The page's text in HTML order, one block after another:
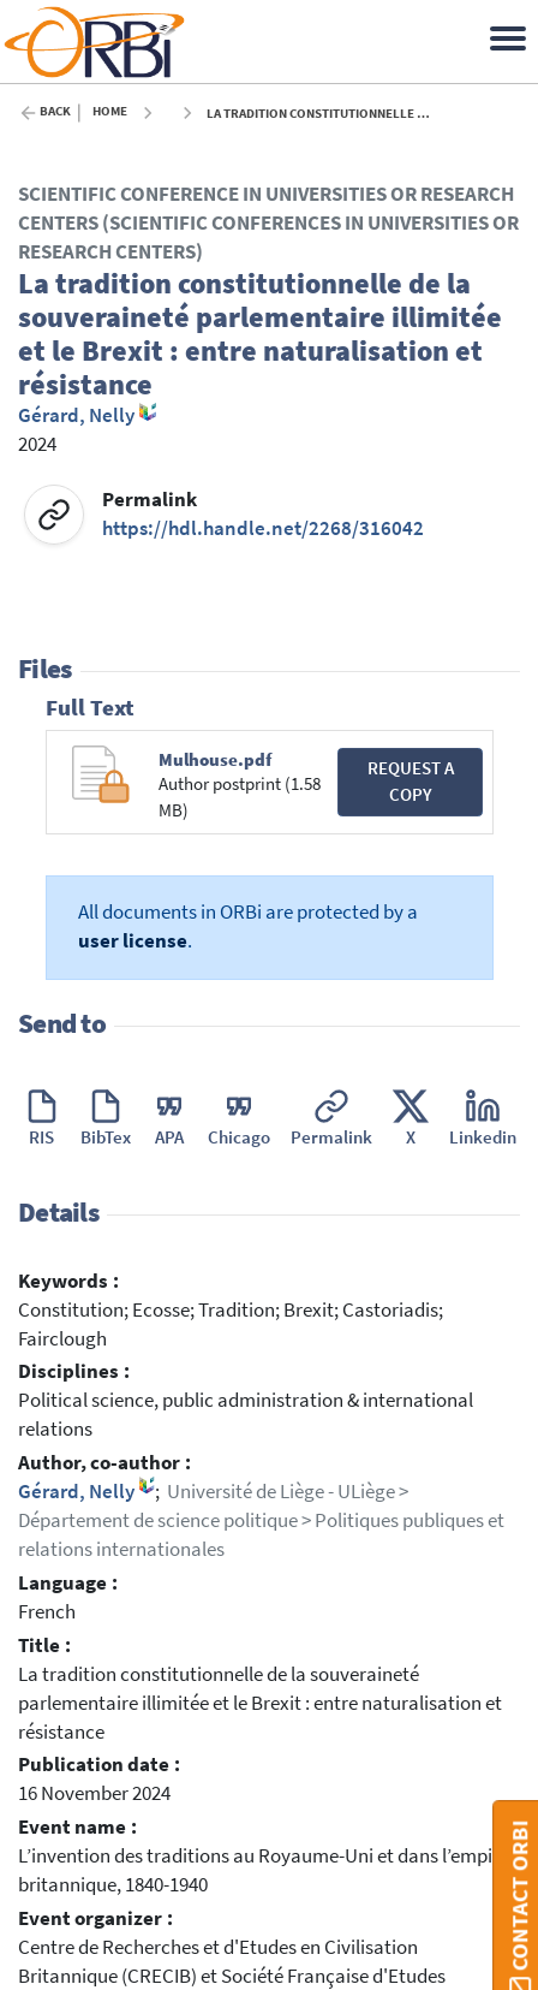
BACK HOME LA TRADITION CONSTITUTIONNELLE DE LA SOUVERAINETÉ PARLEMENTAIRE ILLIMITÉE ET LE BREXIT : ENTRE NATURALISATION ET RÉSISTANCE - 2024
SCIENTIFIC CONFERENCE IN UNIVERSITIES OR RESEARCH
CENTERS (SCIENTIFIC CONFERENCES IN UNIVERSITIES OR
RESEARCH CENTERS)
La tradition constitutionnelle de la
souveraineté parlementaire illimitée
et le Brexit : entre naturalisation et
résistance
Gérard, Nelly
2024
Permalink
https://hdl.handle.net/2268/316042
Files
Full Text
Mulhouse.pdf
Author postprint (1.58
MB)
REQUEST A
COPY
All documents in ORBi are protected by a
user license.
Send to
RIS BibTex APA Chicago Permalink X Linkedin
Details
Keywords :
Constitution; Ecosse; Tradition; Brexit; Castoriadis;
Fairclough
Disciplines :
Political science, public administration & international
relations
Author, co-author :
Gérard, Nelly
; Université de Liège - ULiège >
Département de science politique > Politiques publiques et
relations internationales
Language :
French
Title :
La tradition constitutionnelle de la souveraineté
parlementaire illimitée et le Brexit : entre naturalisation et
résistance
Publication date :
16 November 2024
Event name :
L’invention des traditions au Royaume-Uni et dans l’empire
britannique, 1840-1940
Event organizer :
Centre de Recherches et d'Etudes en Civilisation
Britannique (CRECIB) et Société Française d'Etudes
CONTACT ORBI